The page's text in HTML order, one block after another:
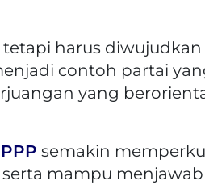
harus diwujudkan
contoh partai
yang
PPP semakin
mampu menjawab